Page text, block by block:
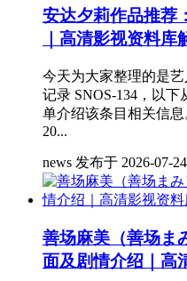
安达夕莉作品推荐
｜高清影视资料库
今天为大家整理的是
记录 SNOS-134，以
单介绍该条目相关信
20...
news 发布于 2026-07-24
善场麻美（善场ま
面及剧情介绍｜高